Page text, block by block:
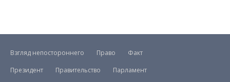
Взгляд непостороннего Право
Факт
Президент
Правительство Парламент